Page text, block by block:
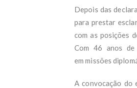
Depois das
para prestar
com as posições
Com 46 anos
em missões
A convocação do